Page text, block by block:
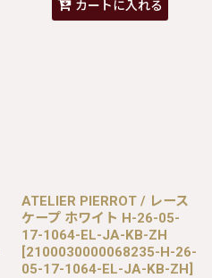
カートに入れる
ATELIER PIERROT / レース
ケープ ホワイト H-26-05-
17-1064-EL-JA-KB-ZH
[2100030000068235-H-26-
05-17-1064-EL-JA-KB-ZH]